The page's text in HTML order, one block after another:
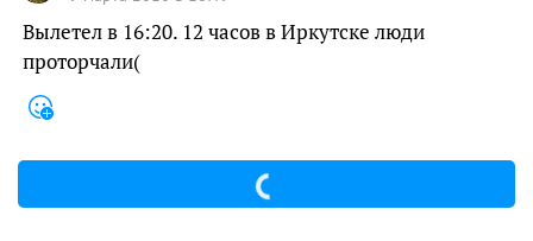
Вылетел в 16:20. 12 часов в Иркутске люди
проторчали(